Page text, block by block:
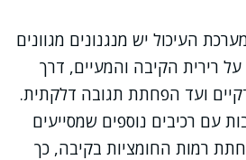
העיכול יש מנגנונים מגוונים
רירית הקיבה והמעיים, דרך
ועד הפחתת תגובה דלקתית.
עם רכיבים נוספים שמסייעים
רמות החומציות בקיבה, כך